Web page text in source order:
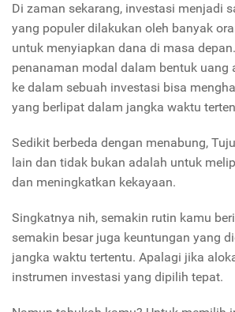
Di zaman sekarang, investasi menjadi
yang populer dilakukan oleh banyak
untuk menyiapkan dana di masa
penanaman modal dalam bentuk uang
ke dalam sebuah investasi bisa
yang berlipat dalam jangka waktu
Sedikit berbeda dengan menabung,
lain dan tidak bukan adalah untuk
dan meningkatkan kekayaan.
Singkatnya nih, semakin rutin kamu
semakin besar juga keuntungan yang
jangka waktu tertentu. Apalagi jika
instrumen investasi yang dipilih tepat.